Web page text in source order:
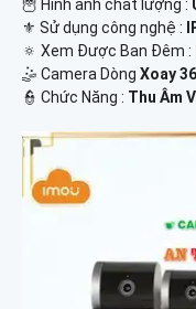
🦉 Hình ảnh chất lượng :
⚜️ Sử dụng công nghệ :
🔅 Xem Được Ban Đêm :
🤹 Camera Dòng Xoay
️👮 Chức Năng : Thu Âm